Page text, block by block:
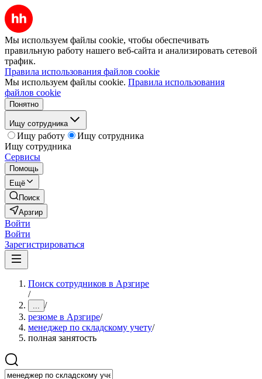
Мы используем файлы cookie, чтобы обеспечивать
правильную работу нашего веб-сайта и анализировать сетевой
трафик.
Правила использования файлов cookie
Мы используем файлы cookie. Правила использования
файлов cookie
Понятно
Ищу сотрудника
Ищу работу
Ищу сотрудника
Ищу сотрудника
Сервисы
Помощь
Ещё
Поиск
Арзгир
Войти
Войти
Зарегистрироваться
Поиск сотрудников в Арзгире
/
... /
резюме в Арзгире/
менеджер по складскому учету/
полная занятость